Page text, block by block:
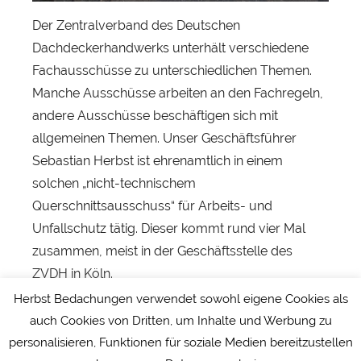
Der Zentralverband des Deutschen
Dachdeckerhandwerks unterhält verschiedene
Fachausschüsse zu unterschiedlichen Themen.
Manche Ausschüsse arbeiten an den Fachregeln,
andere Ausschüsse beschäftigen sich mit
allgemeinen Themen. Unser Geschäftsführer
Sebastian Herbst ist ehrenamtlich in einem
solchen „nicht-technischem
Querschnittsausschuss“ für Arbeits- und
Unfallschutz tätig. Dieser kommt rund vier Mal
zusammen, meist in der Geschäftsstelle des
ZVDH in Köln.
Herbst Bedachungen verwendet sowohl eigene Cookies als
auch Cookies von Dritten, um Inhalte und Werbung zu
personalisieren, Funktionen für soziale Medien bereitzustellen